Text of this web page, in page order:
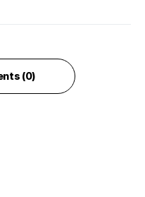
(0)